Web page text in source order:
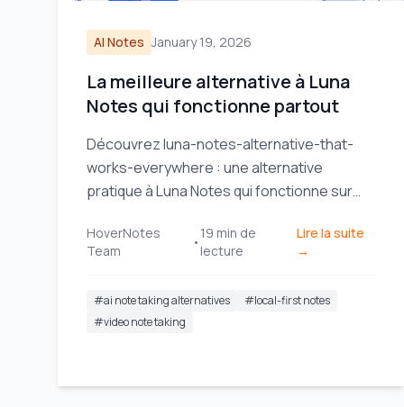
AI Notes January 19, 2026
La meilleure alternative à Luna
Notes qui fonctionne partout
Découvrez luna-notes-alternative-that-
works-everywhere : une alternative
pratique à Luna Notes qui fonctionne sur
apprenants sérieux.
HoverNotes
Team
•
19 min de
lecture
Lire la suite
→
#ai note taking alternatives #local-first notes
#video note taking